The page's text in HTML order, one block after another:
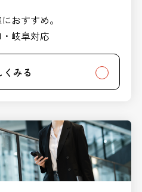
おすすめ。
岐阜対応
くみる